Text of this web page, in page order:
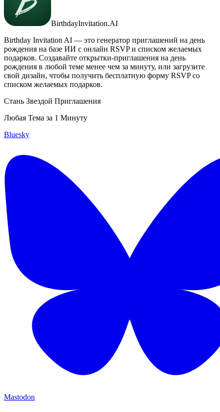
BirthdayInvitation.AI
Birthday Invitation AI — это генератор приглашений на день
рождения на базе ИИ с онлайн RSVP и списком желаемых
подарков. Создавайте открытки-приглашения на день
рождения в любой теме менее чем за минуту, или загрузите
свой дизайн, чтобы получить бесплатную форму RSVP со
списком желаемых подарков.
Стань Звездой Приглашения
Любая Тема за 1 Минуту
Bluesky
Mastodon